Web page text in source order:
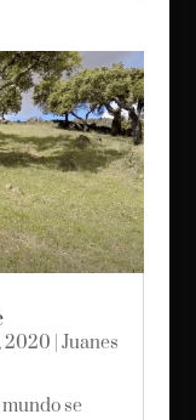
2020 Juanes
se